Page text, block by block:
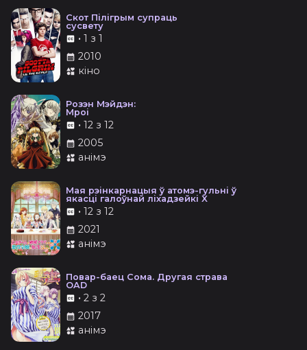
Скот Пілігрым супраць
сусвету
• 1 з 1
2010
кіно
Розэн Мэйдэн:
Мроі
• 12 з 12
2005
анімэ
Мая рэінкарнацыя ў атомэ-гульні ў
якасці галоўнай ліхадзейкі X
• 12 з 12
2021
анімэ
Повар-баец Сома. Другая страва
OAD
• 2 з 2
2017
анімэ